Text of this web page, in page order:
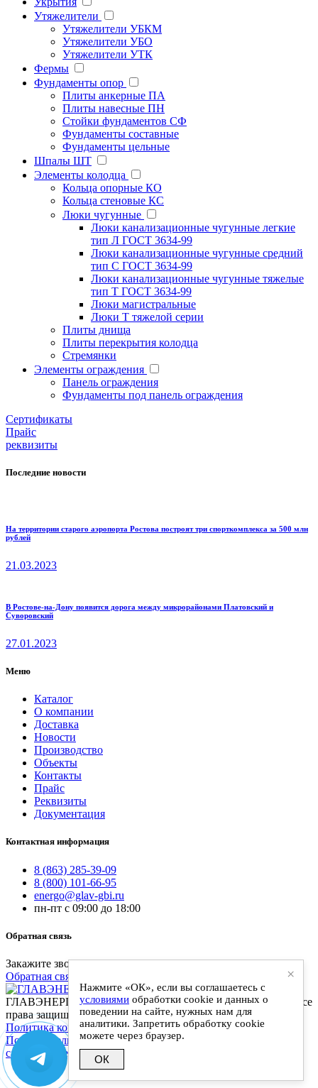
Утяжелители
Утяжелители УБКМ
Утяжелители УБО
Утяжелители УТК
Фермы
Фундаменты опор
Плиты анкерные ПА
Плиты навесные ПН
Стойки фундаментов СФ
Фундаменты составные
Фундаменты цельные
Шпалы ШТ
Элементы колодца
Кольца опорные КО
Кольца стеновые КС
Люки чугунные
Люки канализационные чугунные легкие
тип Л ГОСТ 3634-99
Люки канализационные чугунные средний
тип С ГОСТ 3634-99
Люки канализационные чугунные тяжелые
тип Т ГОСТ 3634-99
Люки магистральные
Люки Т тяжелой серии
Плиты днища
Плиты перекрытия колодца
Стремянки
Элементы ограждения
Панель ограждения
Фундаменты под панель ограждения
Cертификаты
Прайс
реквизиты
Последние новости
На территории старого аэропорта Ростова построят три спорткомплекса за 500 млн
рублей
21.03.2023
В Ростове-на-Дону появится дорога между микрорайонами Платовский и
Суворовский
27.01.2023
Меню
Каталог
О компании
Доставка
Новости
Производство
Объекты
Контакты
Прайс
Реквизиты
Документация
Контактная информация
8 (863) 285-39-09
8 (800) 101-66-95
energo@glav-gbi.ru
пн-пт с 09:00 до 18:00
Обратная связь
Закажите звонок и наш специалист свяжется с вами
Обратная связь
ГЛАВЭНЕРГО-ЖБИ - поставки железобетонных изделий. Все
права защищены
Политика конфиденциальности|
Пользовательское соглашение|Разработка и сопровождение
сайта: Anykey-It
×
Нажмите «ОК», если вы соглашаетесь с
условиями обработки cookie и данных о
поведении на сайте, нужных нам для
аналитики. Запретить обработку cookie
можете через браузер.
ОК